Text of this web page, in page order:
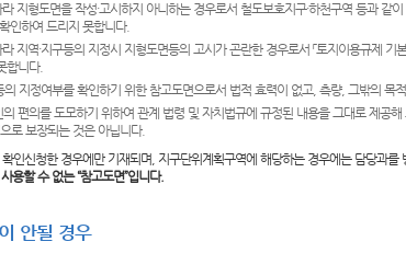
라 지형도면을 작성·고시하지 아니하는 경우로서 철도보호지구·하천구역 등과
인하여 드리지 못합니다.
라 지역·지구등의 지정시 지형도면등의 고시가 곤란한 경우로서 「토지이용규제
합니다.
지정여부를 확인하기 위한 참고도면으로서 법적 효력이 없고, 측량, 그밖의 목
의 편의를 도모하기 위하여 관계 법령 및 자치법규에 규정된 내용을 그대로 제공
로 보장되는 것은 아닙니다.
인신청한 경우에만 기재되며, 지구단위계획구역에 해당하는 경우에는 담당과
용할 수 없는 “참고도면”입니다.
안될 경우